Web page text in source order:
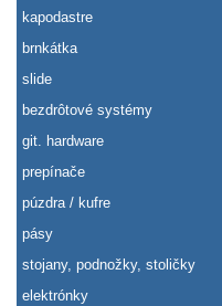
kapodastre
brnkátka
slide
bezdrôtové systémy
git. hardware
prepínače
púzdra / kufre
pásy
stojany, podnožky, stoličky
elektrónky